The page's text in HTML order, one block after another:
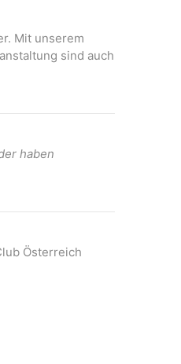
Mit unserem
sind auch
haben
Österreich